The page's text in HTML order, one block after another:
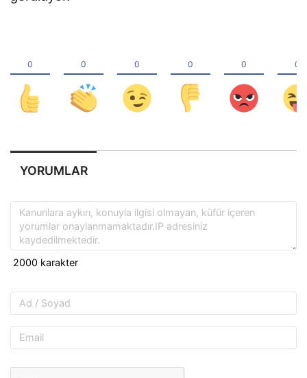
YORUMLAR